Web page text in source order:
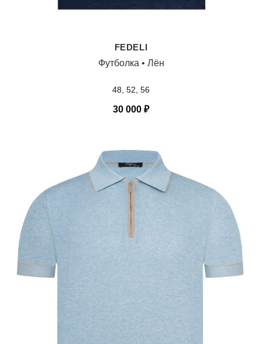
FEDELI
Футболка • Лён
48, 52, 56
30 000 ₽